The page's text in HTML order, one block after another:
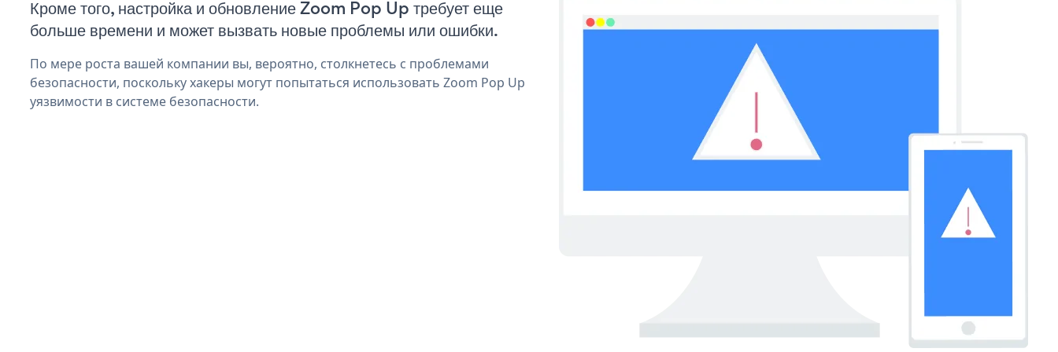
Кроме того, настройка и обновление Zoom Pop Up требует еще
больше времени и может вызвать новые проблемы или ошибки.
По мере роста вашей компании вы, вероятно, столкнетесь с проблемами
безопасности, поскольку хакеры могут попытаться использовать Zoom Pop Up
уязвимости в системе безопасности.